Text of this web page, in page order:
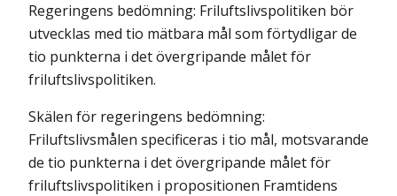
Regeringens bedömning: Friluftslivspolitiken bör
utvecklas med tio mätbara mål som förtydligar de
tio punkterna i det övergripande målet för
friluftslivspolitiken.
Skälen för regeringens bedömning:
Friluftslivsmålen specificeras i tio mål, motsvarande
de tio punkterna i det övergripande målet för
friluftslivspolitiken i propositionen Framtidens